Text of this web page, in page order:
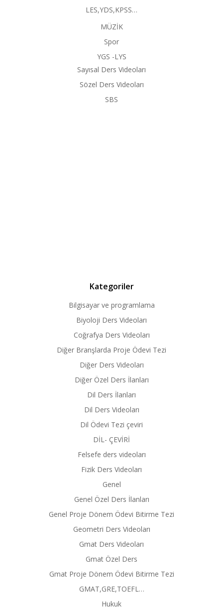
LES,YDS,KPSS…
MÜZİK
Spor
YGS -LYS
Sayısal Ders Videoları
Sözel Ders Videoları
SBS
Kategoriler
Bilgisayar ve programlama
Biyoloji Ders Videoları
Coğrafya Ders Videoları
Diğer Branşlarda Proje Ödevi Tezi
Diğer Ders Videoları
Diğer Özel Ders İlanları
Dil Ders İlanları
Dil Ders Videoları
Dil Ödevi Tezi çeviri
DİL- ÇEVİRİ
Felsefe ders videoları
Fizik Ders Videoları
Genel
Genel Özel Ders İlanları
Genel Proje Dönem Ödevi Bitirme Tezi
Geometri Ders Videoları
Gmat Ders Videoları
Gmat Özel Ders
Gmat Proje Dönem Ödevi Bitirme Tezi
GMAT,GRE,TOEFL…
Hukuk